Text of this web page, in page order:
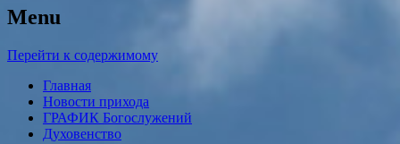
Menu
Перейти к содержимому
Главная
Новости прихода
ГРАФИК Богослужений
Духовенство